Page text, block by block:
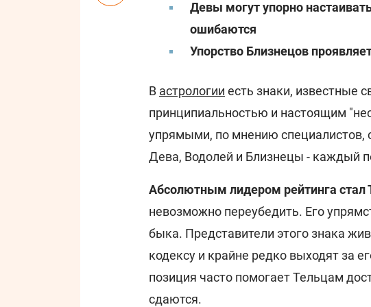
Девы могут упорно
ошибаются
Упорство Близнецов
В астрологии есть знаки, известные
принципиальностью и настоящим
упрямыми, по мнению специалистов,
Дева, Водолей и Близнецы - каждый
Абсолютным лидером рейтинга стал
невозможно переубедить. Его
быка. Представители этого знака
кодексу и крайне редко выходят за
позиция часто помогает Тельцам
сдаются.